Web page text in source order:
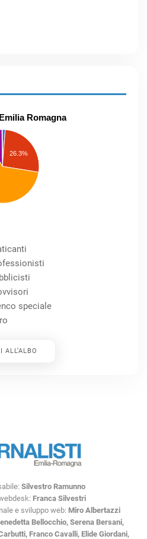
Romagna
26.3%
speciale
ALL’ALBO
Silvestro Ramunno
Franca Silvestri
e sviluppo web: Miro Albertazzi
Bellocchio, Serena Bersani,
Franco Cavalli, Elide Giordani,